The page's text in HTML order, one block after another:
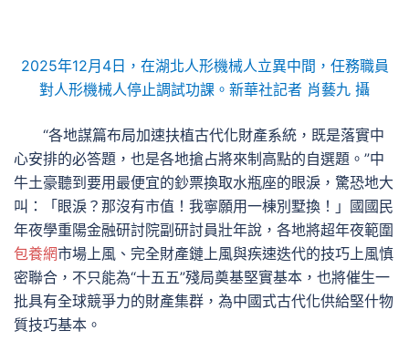
2025年12月4日，在湖北人形機械人立異中間，任務職員
對人形機械人停止調試功課。新華社記者 肖藝九 攝
“各地謀篇布局加速扶植古代化財產系統，既是落實中
心安排的必答題，也是各地搶占將來制高點的自選題。”中
牛土豪聽到要用最便宜的鈔票換取水瓶座的眼淚，驚恐地大
叫：「眼淚？那沒有市值！我寧願用一棟別墅換！」國國民
年夜學重陽金融研討院副研討員壯年說，各地將超年夜範圍
包養網市場上風、完全財產鏈上風與疾速迭代的技巧上風慎
密聯合，不只能為“十五五”殘局奠基堅實基本，也將催生一
批具有全球競爭力的財產集群，為中國式古代化供給堅什物
質技巧基本。